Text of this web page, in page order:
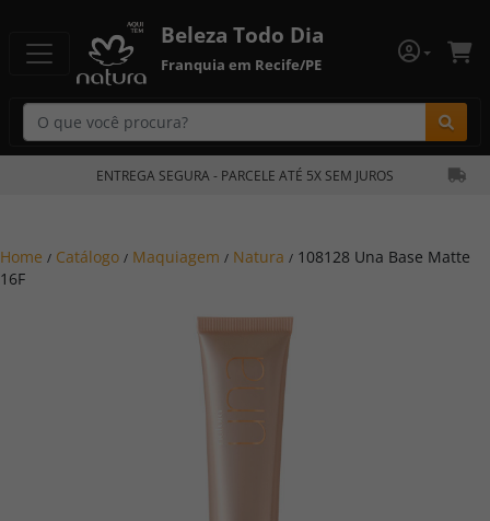
Beleza Todo Dia
Franquia em Recife/PE
ENTREGA SEGURA - PARCELE ATÉ 5X SEM JUROS
Home / Catálogo / Maquiagem / Natura / 108128 Una Base Matte
16F